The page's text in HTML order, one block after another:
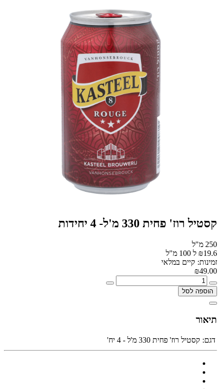
קסטיל רוז' פחית 330 מ'ל- 4 יחידות
250 מ"ל
₪19.6 ל 100 מ"ל
זמינות: קיים במלאי
₪49.00
הוספה לסל
תיאור
דגם: קסטיל רוז' פחית 330 מ'ל - 4 יח'